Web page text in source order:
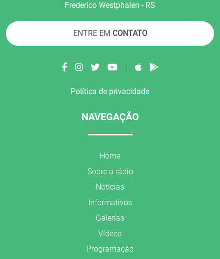
Frederico Westphalen - RS
ENTRE EM CONTATO
|
Política de privacidade
NAVEGAÇÃO
Home
Sobre a rádio
Notícias
Informativos
Galerias
Vídeos
Programação